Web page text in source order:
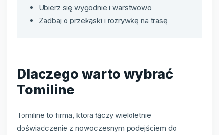
Ubierz się wygodnie i warstwowo
Zadbaj o przekąski i rozrywkę na trasę
Dlaczego warto wybrać
Tomiline
Tomiline to firma, która łączy wieloletnie
doświadczenie z nowoczesnym podejściem do